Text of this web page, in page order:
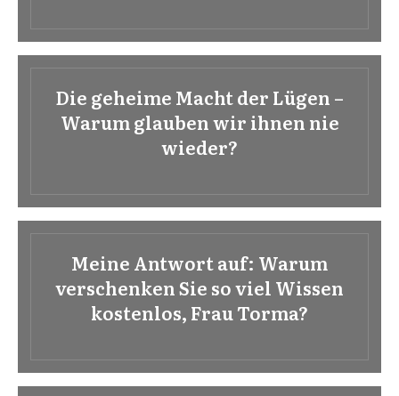
Die geheime Macht der Lügen –
Warum glauben wir ihnen nie
wieder?
Meine Antwort auf: Warum
verschenken Sie so viel Wissen
kostenlos, Frau Torma?